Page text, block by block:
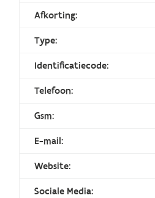
Afkorting:
Type:
Identificatiecode:
Telefoon:
Gsm:
E-mail:
Website:
Sociale Media: